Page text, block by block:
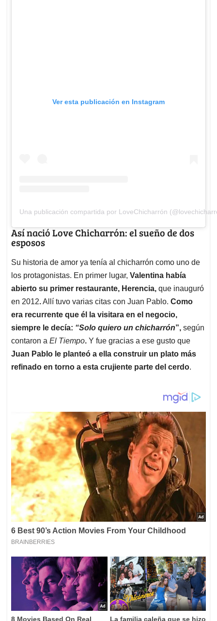
Ver esta publicación en Instagram
Una publicación compartida por LoveChicharrón
Así nació Love Chicharrón: el sueño de dos
esposos
Su historia de amor ya tenía al chicharrón como uno de
los protagonistas. En primer lugar, Valentina había
abierto su primer restaurante, Herencia, que inauguró
en 2012.Allí tuvo varias citas con Juan Pablo. Como
era recurrente que él la visitara en el negocio,
siempre le decía: “Solo quiero un chicharrón”, según
contaron a El Tiempo. Y fue gracias a ese gusto que
Juan Pablo le planteó a ella construir un plato más
refinado en torno a esta crujiente parte del cerdo.